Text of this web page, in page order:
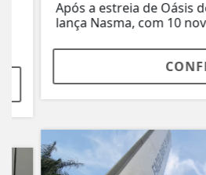
Após a estreia de Oásis de
lança Nasma, com 10 novas